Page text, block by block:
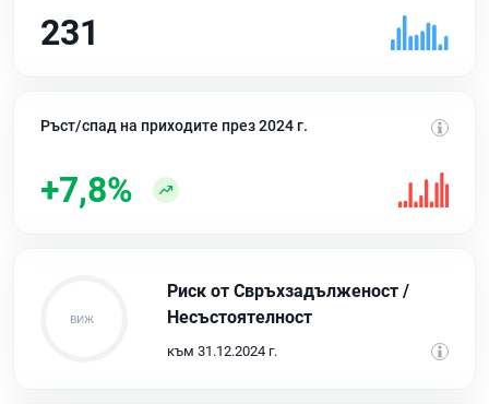
231
Ръст/спад на приходите през 2024 г.
+7,8%
Риск от Свръхзадълженост /
Несъстоятелност
към 31.12.2024 г.